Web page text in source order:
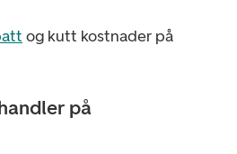
og kutt kostnader på
på